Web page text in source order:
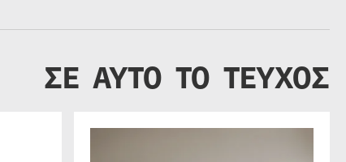
ΣΕ ΑΥΤΟ ΤΟ ΤΕΥΧΟΣ